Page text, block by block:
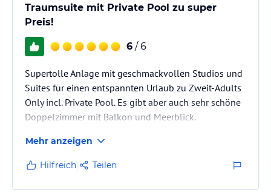
Traumsuite mit Private Pool zu super
Preis!
6 / 6
Supertolle Anlage mit geschmackvollen Studios und
Suites für einen entspannten Urlaub zu Zweit-Adults
Only incl. Private Pool. Es gibt aber auch sehr schöne
Doppelzimmer mit Balkon und Meerblick.
Mehr anzeigen
Hilfreich Teilen